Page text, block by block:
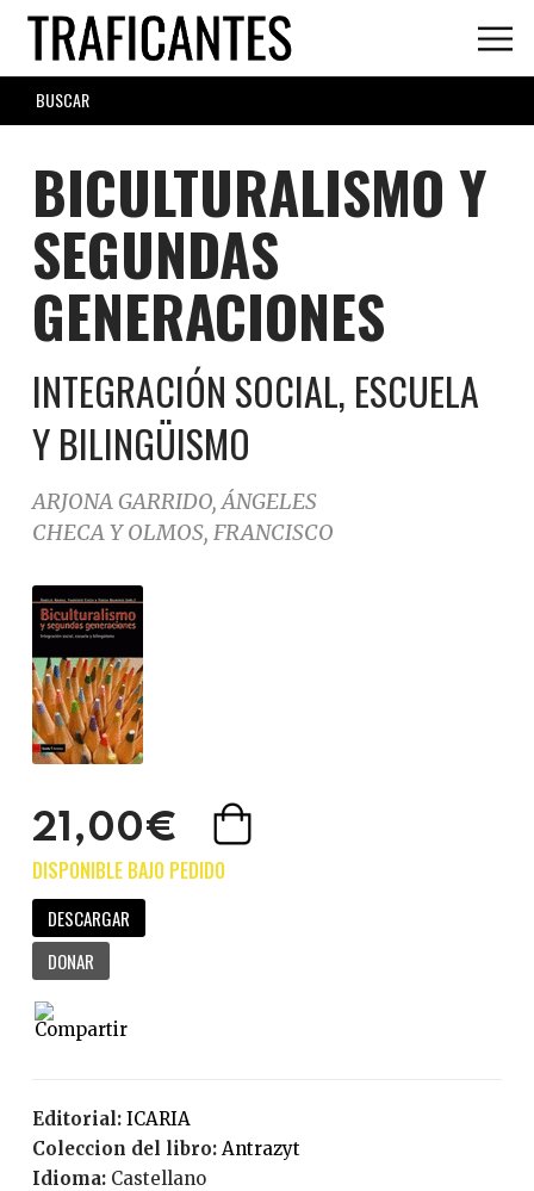
Skip
main
content
SEARCH
FORM
BICULTURALISMO Y
SEGUNDAS
GENERACIONES
INTEGRACIÓN SOCIAL, ESCUELA
Y BILINGÜISMO
ARJONA GARRIDO, ÁNGELES
CHECA Y OLMOS, FRANCISCO
21,00€
DESCARGAR
DONAR
Editorial: ICARIA
Coleccion del libro:
Antrazyt
Idioma:
Castellano